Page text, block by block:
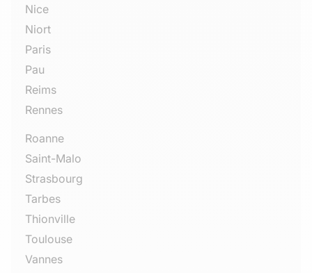
Nice
Niort
Paris
Pau
Reims
Rennes
Roanne
Saint-Malo
Strasbourg
Tarbes
Thionville
Toulouse
Vannes